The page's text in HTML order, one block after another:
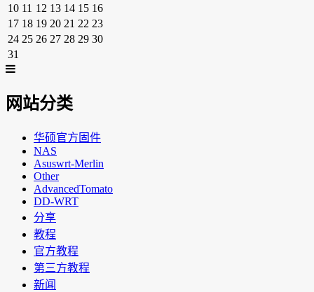
10 11 12 13 14 15 16
17 18 19 20 21 22 23
24 25 26 27 28 29 30
31
网站分类
华硕官方固件
NAS
Asuswrt-Merlin
Other
AdvancedTomato
DD-WRT
分享
教程
官方教程
第三方教程
新闻